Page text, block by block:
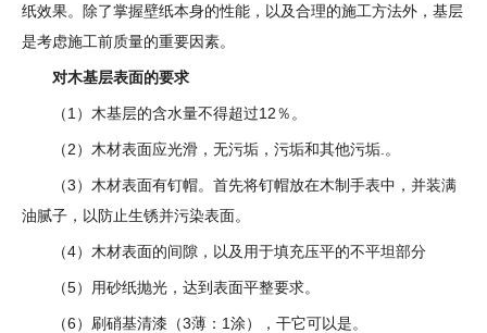
纸效果。除了掌握壁纸本身的性能，以及合理的施工方法外，基层
是考虑施工前质量的重要因素。
对木基层表面的要求
（1）木基层的含水量不得超过12％。
（2）木材表面应光滑，无污垢，污垢和其他污垢.。
（3）木材表面有钉帽。首先将钉帽放在木制手表中，并装满
油腻子，以防止生锈并污染表面。
（4）木材表面的间隙，以及用于填充压平的不平坦部分
（5）用砂纸抛光，达到表面平整要求。
（6）刷硝基清漆（3薄：1涂），干它可以是。